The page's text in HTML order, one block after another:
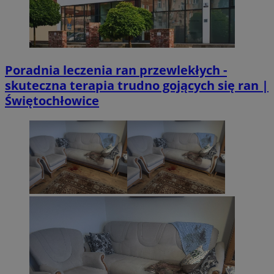
Poradnia leczenia ran przewlekłych -
skuteczna terapia trudno gojących się ran |
Świętochłowice
CookieScriptConsent
CookieScript
sosnowiecki.pl